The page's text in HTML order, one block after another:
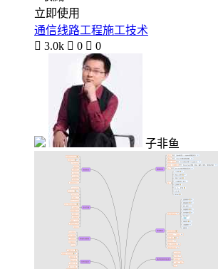
立即使用
通信线路工程施工技术
 3.0k  0  0
子非鱼